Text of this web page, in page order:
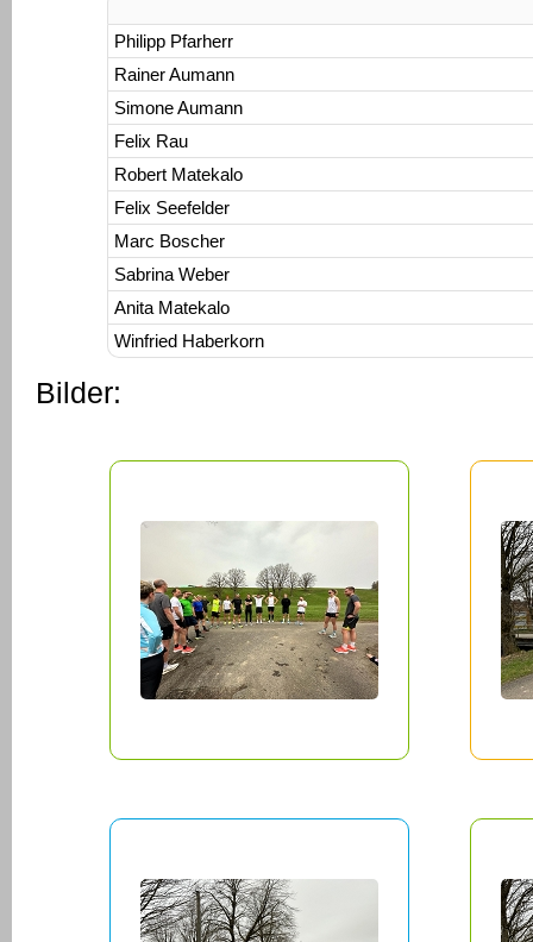
Philipp Pfarherr
Rainer Aumann
Simone Aumann
Felix Rau
Robert Matekalo
Felix Seefelder
Marc Boscher
Sabrina Weber
Anita Matekalo
Winfried Haberkorn
Bilder: